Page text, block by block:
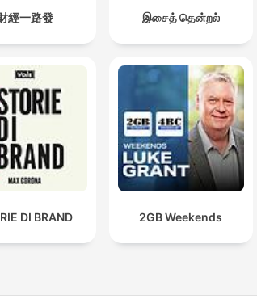
經一路發 இசைத் தென்றல்
DI BRAND 2GB Weekends